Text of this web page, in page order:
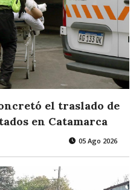
el traslado de
en Catamarca
05 Ago 2026